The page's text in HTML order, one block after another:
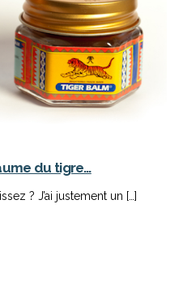
du tigre…
? J’ai justement un […]